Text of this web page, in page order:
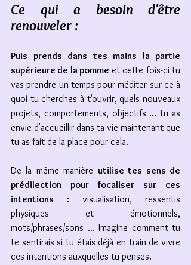
Ce qui a besoin d'être
renouveler :
Puis prends dans tes mains la partie
supérieure de la pomme et cette fois-ci tu
vas prendre un temps pour méditer sur ce à
quoi tu cherches à t'ouvrir, quels nouveaux
projets, comportements, objectifs ... tu as
envie d'accueillir dans ta vie maintenant que
tu as fait de la place pour cela.
De la même manière utilise tes sens de
prédilection pour focaliser sur ces
intentions : visualisation, ressentis
physiques et émotionnels,
mots/phrases/sons ... Imagine comment tu
te sentirais si tu étais déjà en train de vivre
ces intentions auxquelles tu penses.